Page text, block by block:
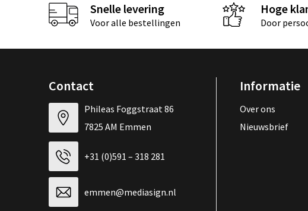
Snelle levering
Voor alle bestellingen
Hoge
Door
Contact
Phileas Foggstraat 86
7825 AM Emmen
+31 (0)591 – 318 281
emmen@mediasign.nl
Informatie
Over ons
Nieuwsbrief